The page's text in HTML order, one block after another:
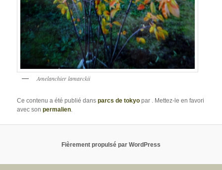
Amelanchier lamarckii
Ce contenu a été publié dansparcs de tokyo par . Mettez-le en favori
avec sonpermalien.
Fièrement propulsé par WordPress